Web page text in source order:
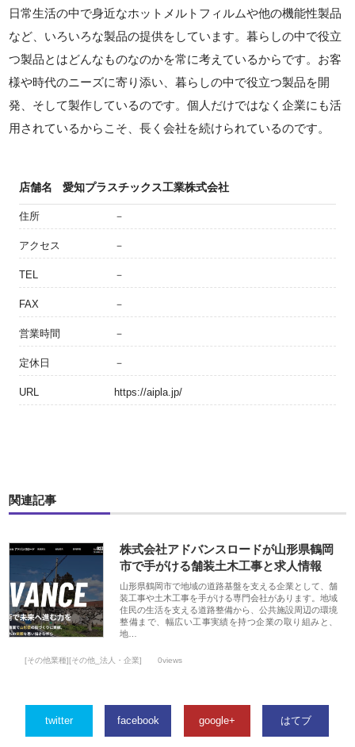
日常生活の中で身近なホットメルトフィルムや他の機能性製品
など、いろいろな製品の提供をしています。暮らしの中で役立
つ製品とはどんなものなのかを常に考えているからです。お客
様や時代のニーズに寄り添い、暮らしの中で役立つ製品を開
発、そして製作しているのです。個人だけではなく企業にも活
用されているからこそ、長く会社を続けられているのです。
店舗名 愛知プラスチックス工業株式会社
住所 －
アクセス －
TEL －
FAX －
営業時間 －
定休日 －
URL https://aipla.jp/
関連記事
株式会社アドバンスロードが山形県鶴岡
市で手がける舗装土木工事と求人情報
山形県鶴岡市で地域の道路基盤を支える企業として、舗
装工事や土木工事を手がける専門会社があります。地域
住民の生活を支える道路整備から、公共施設周辺の環境
整備まで、幅広い工事実績を持つ企業の取り組みと、
地…
[その他業種][その他_法人・企業] 0views
twitter facebook google+ はてブ